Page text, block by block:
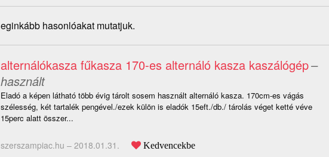
hasonlóakat mutatjuk.
alternálókasza fűkasza 170-es alternáló kasza kaszálógép–
használt
Eladó a képen látható több évig tárolt sosem használt alternáló kasza. 170cm-es vágás
szélesség, két tartalék pengével./ezek külön is eladók 15eft./db./ tárolás véget ketté véve
15perc alatt összer...
szerszampiac.hu – 2018.01.31. Kedvencekbe